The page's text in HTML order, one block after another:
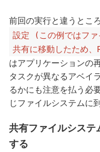
Origin -
------------
sh-4.2#
前回の実行と違うとこ
設定 (この例ではファ
共有に移動したため、
はアプリケーションの
タスクが異なるアベイ
るかにも注意を払う必
じファイルシステムに
共有ファイルシステ
する